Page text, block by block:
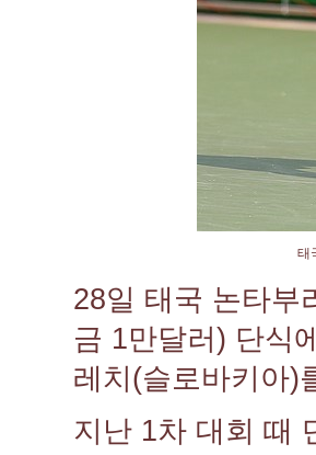
태
28일 태국 논타부
금 1만달러) 단식
레치(슬로바키아)
지난 1차 대회 때